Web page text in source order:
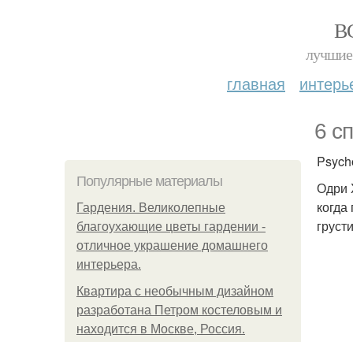
лучшие
главная
6
Популярные материалы
Гардения. Великолепные
благоухающие цветы гардении -
отличное украшение домашнего
интерьера.
Квартира с необычным дизайном
разработана Петром костеловым и
находится в Москве, Россия.
Одри